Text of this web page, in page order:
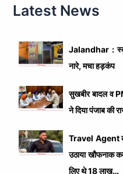
Latest News
Jalandhar :
नारे, मचा हड़कंप
सुखबीर बादल व
ने दिया पंजाब की
Travel Agent
उठाया खौफनाक
लिए थे 18 लाख…